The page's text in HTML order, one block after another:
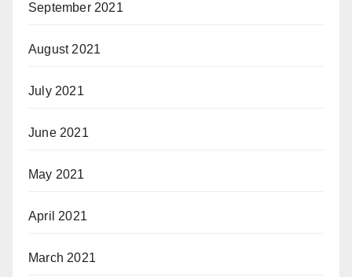
September 2021
August 2021
July 2021
June 2021
May 2021
April 2021
March 2021